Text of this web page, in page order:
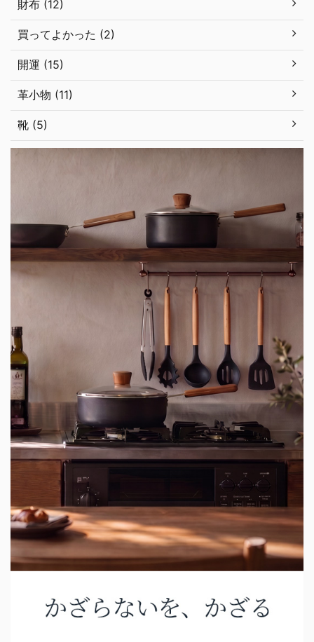
財布 (12)
買ってよかった (2)
開運 (15)
革小物 (11)
靴 (5)